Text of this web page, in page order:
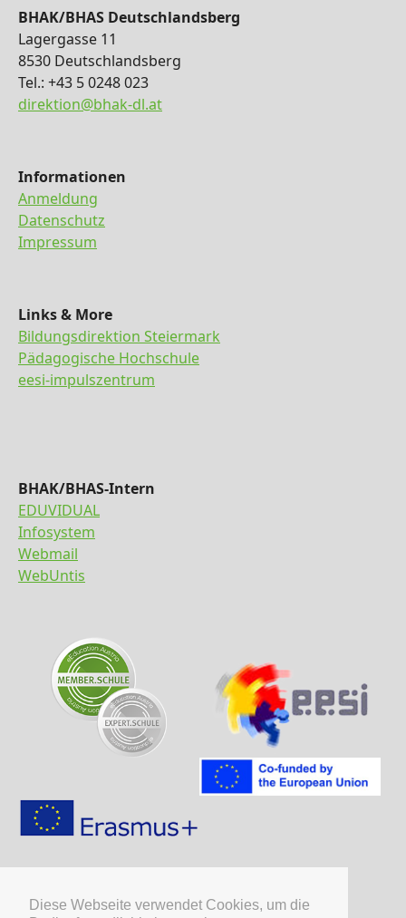
Diese Webseite verwendet Cookies, um die
BHAK/BHAS Deutschlandsberg
Lagergasse 11
8530 Deutschlandsberg
Tel.: +43 5 0248 023
direktion@bhak-dl.at
Informationen
Anmeldung
Datenschutz
Impressum
Links & More
Bildungsdirektion Steiermark
Pädagogische Hochschule
eesi-impulszentrum
BHAK/BHAS-Intern
EDUVIDUAL
Infosystem
Webmail
WebUntis